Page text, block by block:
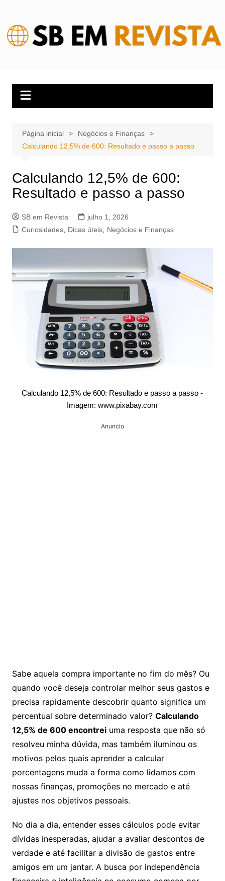
conteúdo
Página inicial
Negócios e Finanças
Calculando 12,5% de 600: Resultado e passo a passo
Calculando 12,5% de 600:
Resultado e passo a passo
SB em Revista
julho 1, 2026
Curiosidades, Dicas úteis, Negócios e Finanças
Calculando 12,5% de 600: Resultado e passo a passo -
Imagem: www.pixabay.com
Anuncio
Sabe aquela compra importante no fim do mês? Ou
quando você deseja controlar melhor seus gastos e
precisa rapidamente descobrir quanto significa um
percentual sobre determinado valor? Calculando
12,5% de 600 encontreiuma resposta que não só
resolveu minha dúvida, mas também iluminou os
motivos pelos quais aprender a calcular
porcentagens muda a forma como lidamos com
nossas finanças, promoções no mercado e até
ajustes nos objetivos pessoais.
No dia a dia, entender esses cálculos pode evitar
dívidas inesperadas, ajudar a avaliar descontos de
verdade e até facilitar a divisão de gastos entre
amigos em um jantar. A busca por independência